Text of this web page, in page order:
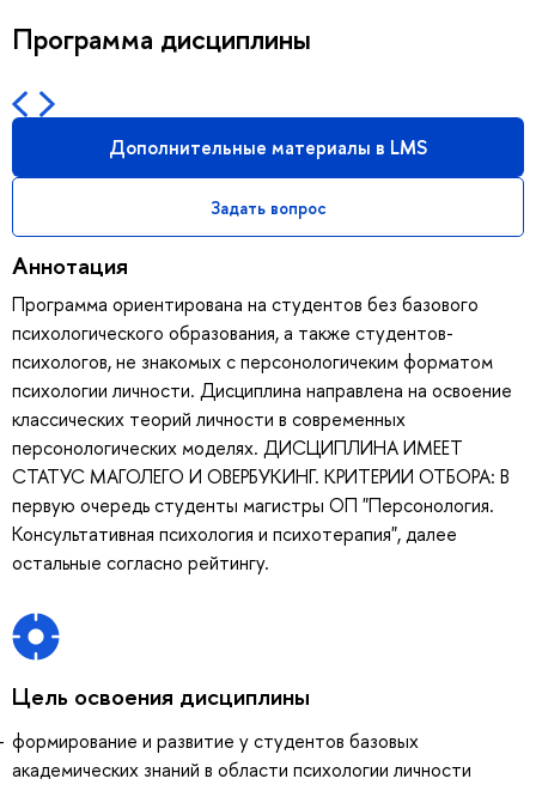
Программа дисциплины
Дополнительные материалы в LMS
Задать вопрос
Аннотация
Программа ориентирована на студентов без базового
психологического образования, а также студентов-
психологов, не знакомых с персонологичеким форматом
психологии личности. Дисциплина направлена на освоение
классических теорий личности в современных
персонологических моделях. ДИСЦИПЛИНА ИМЕЕТ
СТАТУС МАГОЛЕГО И ОВЕРБУКИНГ. КРИТЕРИИ ОТБОРА: В
первую очередь студенты магистры ОП "Персонология.
Консультативная психология и психотерапия", далее
остальные согласно рейтингу.
Цель освоения дисциплины
формирование и развитие у студентов базовых
академических знаний в области психологии личности